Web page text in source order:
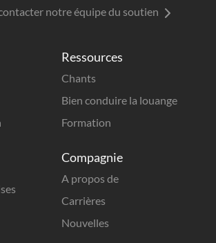
Ressources
Chants
Bien conduire la louange
Formation
Compagnie
A propos de
Carrières
Nouvelles
notre équipe du soutien